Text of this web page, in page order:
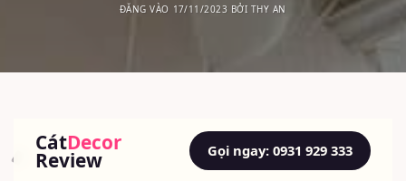
ĐĂNG VÀO 17/11/2023 BỞI THY AN
CátDecor
Review Gọi ngay: 0931 929 333